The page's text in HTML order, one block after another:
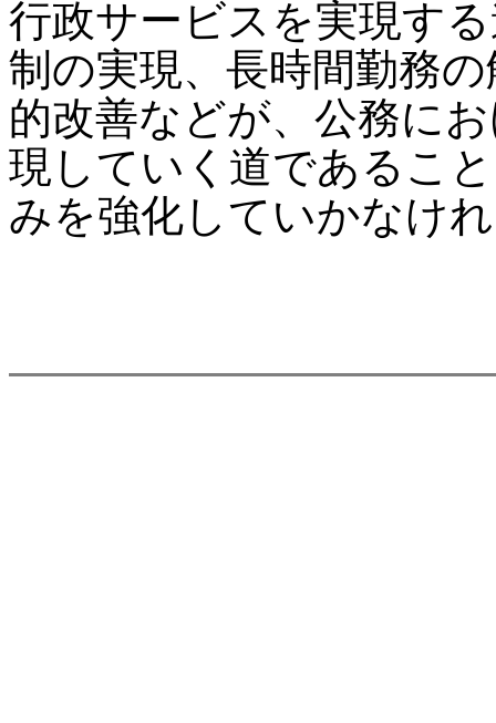
行政サービスを実現す
制の実現、長時間勤務
的改善などが、公務に
現していく道であるこ
みを強化していかなけ